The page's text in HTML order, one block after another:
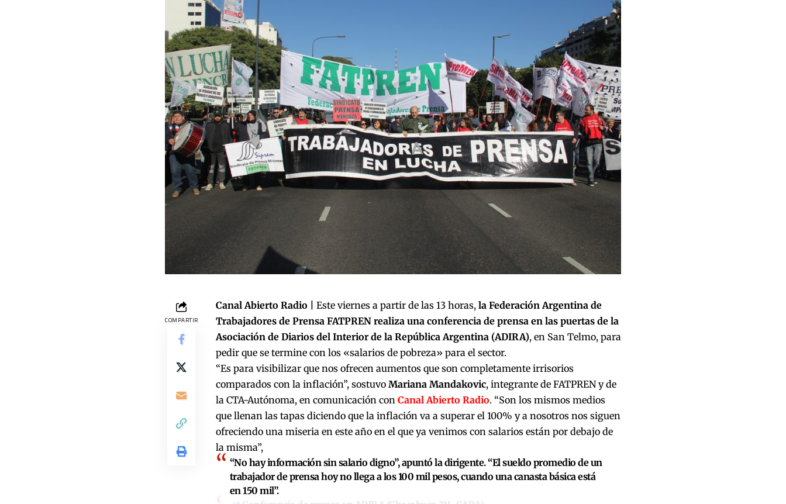
COMPARTIR
Canal Abierto Radio | Este viernes a partir de las 13 horas, la Federación Argentina de
Trabajadores de Prensa FATPREN realiza una conferencia de prensa en las puertas de la
Asociación de Diarios del Interior de la República Argentina (ADIRA), en San Telmo, para
pedir que se termine con los «salarios de pobreza» para el sector.
“Es para visibilizar que nos ofrecen aumentos que son completamente irrisorios
comparados con la inflación”, sostuvo Mariana Mandakovic, integrante de FATPREN y de
la CTA-Autónoma, en comunicación con Canal Abierto Radio. “Son los mismos medios
que llenan las tapas diciendo que la inflación va a superar el 100% y a nosotros nos siguen
ofreciendo una miseria en este año en el que ya venimos con salarios están por debajo de
la misma”,
“No hay información sin salario digno”, apuntó la dirigente.“El sueldo promedio de un
trabajador de prensa hoy no llega a los 100 mil pesos, cuando una canasta básica está
en 150 mil”.